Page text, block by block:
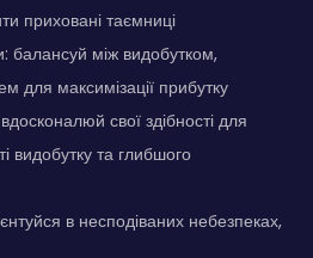
приховані таємниці
балансуй між видобутком,
для максимізації прибутку
свої здібності для
видобутку та глибшого
в несподіваних небезпеках,